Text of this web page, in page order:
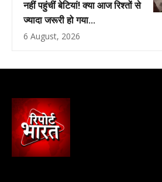
नहीं पहुंचीं बेटियां! क्या आज रिश्तों से
ज्यादा जरूरी हो गया...
6 August, 2026